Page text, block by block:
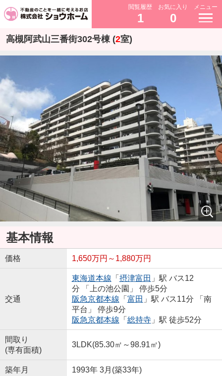
閲覧履歴
1
お気に入り
0
メニュー
高槻阿武山三番街302号棟 (2室)
基本情報
価格 1,650万円～1,880万円
交通
東海道本線 「 摂津富田 」駅 バス12
分 「上の池公園」 停歩5分
阪急京都本線 「 富田 」駅 バス11分 「南
平台」 停歩9分
阪急京都本線 「 総持寺」駅 徒歩52分
間取り
(専有面積)
3LDK(85.30㎡～98.91㎡)
築年月 1993年 3月(築33年)